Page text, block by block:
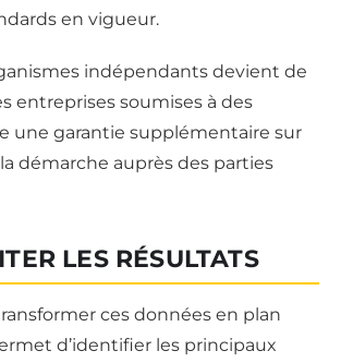
en vigueur.
indépendants devient de
entreprises soumises à des
une garantie supplémentaire sur
démarche auprès des parties
LES RÉSULTATS
ces données en plan
d’identifier les principaux